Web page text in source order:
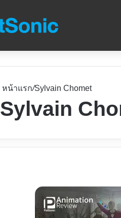
หน้าแรก/Sylvain Chomet
Sylvain